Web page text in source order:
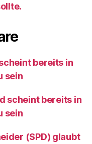
bereits in
sein
scheint bereits in
sein
(SPD) glaubt